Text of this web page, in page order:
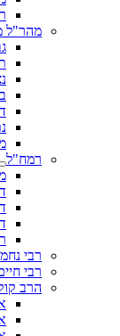
מהר"ל
רמח"ל
רבי
רבי
הרב